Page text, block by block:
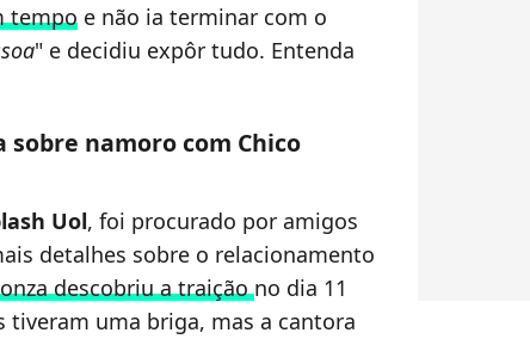
tempo e não ia terminar com o
" e decidiu expôr tudo. Entenda
sobre namoro com Chico
Uol, foi procurado por amigos
detalhes sobre o relacionamento
descobriu a traiçãono dia 11
tiveram uma briga, mas a cantora